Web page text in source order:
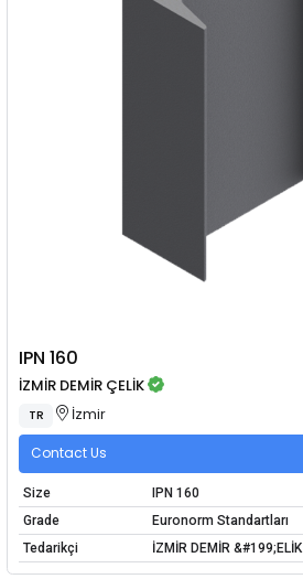
IPN 160
İZMİR DEMİR ÇELİK
TR İzmir
Contact Us
Size
IPN 160
Grade
Euronorm Standartları
Tedarikçi
İZMİR DEMİR &#199;ELİK